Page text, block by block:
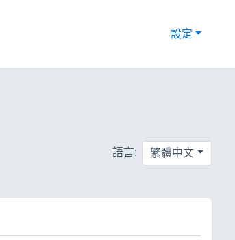
設定
語言: 繁體中文